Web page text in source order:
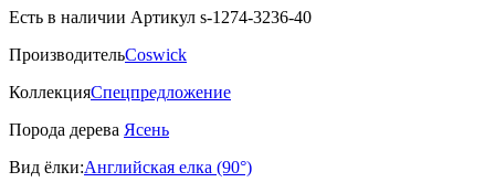
Есть в наличии Артикул s-1274-3236-40
ПроизводительCoswick
КоллекцияСпецпредложение
Порода дерева Ясень
Вид ёлки:Английская елка (90°)